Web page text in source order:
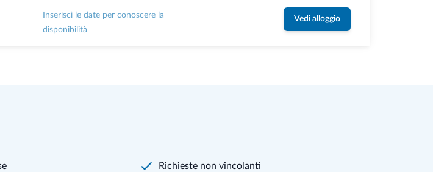
Inserisci le date per conoscere la
disponibilità
Vedi alloggio
Richieste non vincolanti